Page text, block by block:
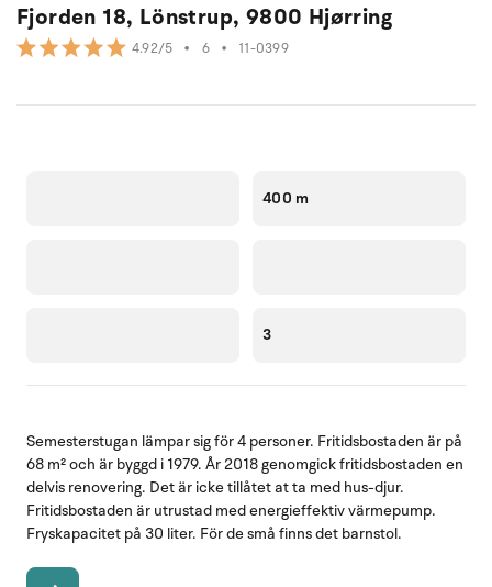
Fjorden 18, Lönstrup, 9800 Hjørring
4.92/5 • 6 • 11-0399
400 m
3
Semesterstugan lämpar sig för 4 personer. Fritidsbostaden är på
68 m² och är byggd i 1979. År 2018 genomgick fritidsbostaden en
delvis renovering. Det är icke tillåtet at ta med hus-djur.
Fritidsbostaden är utrustad med energieffektiv värmepump.
Fryskapacitet på 30 liter. För de små finns det barnstol.